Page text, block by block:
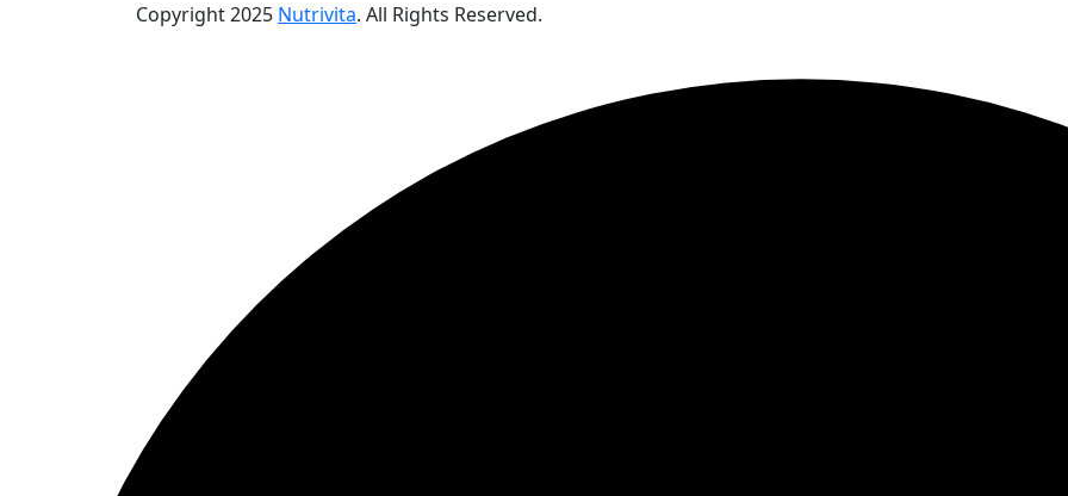
Copyright2025 Nutrivita. All Rights Reserved.